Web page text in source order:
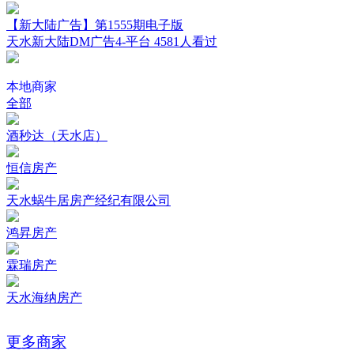
【新大陆广告】第1555期电子版
天水新大陆DM广告4-平台 4581人看过
本地商家
全部
酒秒达（天水店）
恒信房产
天水蜗牛居房产经纪有限公司
鸿昇房产
霖瑞房产
天水海纳房产
更多商家